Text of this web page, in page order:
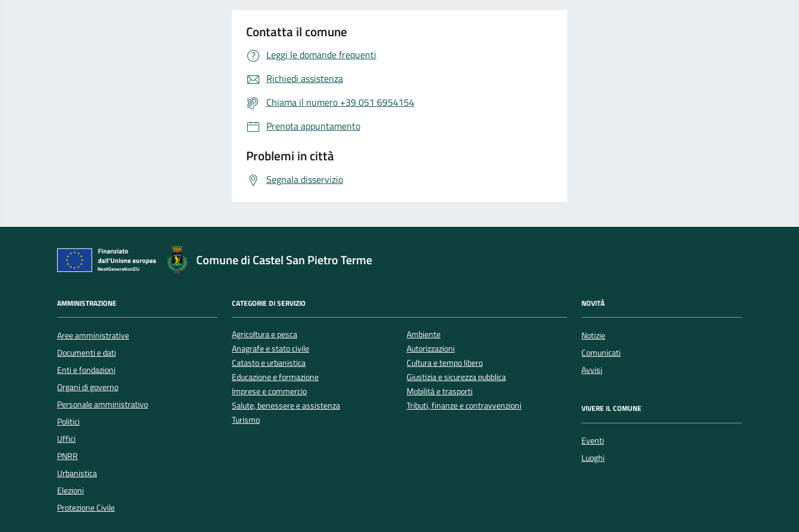
Contatta il comune
Leggi le domande frequenti
Richiedi assistenza
Chiama il numero +39 051 6954154
Prenota appuntamento
Problemi in città
Segnala disservizio
Comune di Castel San Pietro Terme
AMMINISTRAZIONE
Aree amministrative
Documenti e dati
Enti e fondazioni
Organi di governo
Personale amministrativo
Politici
Uffici
PNRR
Urbanistica
Elezioni
Protezione Civile
CATEGORIE DI SERVIZIO
Agricoltura e pesca
Ambiente
Anagrafe e stato civile
Autorizzazioni
Catasto e urbanistica
Cultura e tempo libero
Educazione e formazione
Giustizia e sicurezza pubblica
Imprese e commercio
Mobilità e trasporti
Salute, benessere e assistenza
Tributi, finanze e contravvenzioni
Turismo
NOVITÀ
Notizie
Comunicati
Avvisi
VIVERE IL COMUNE
Eventi
Luoghi